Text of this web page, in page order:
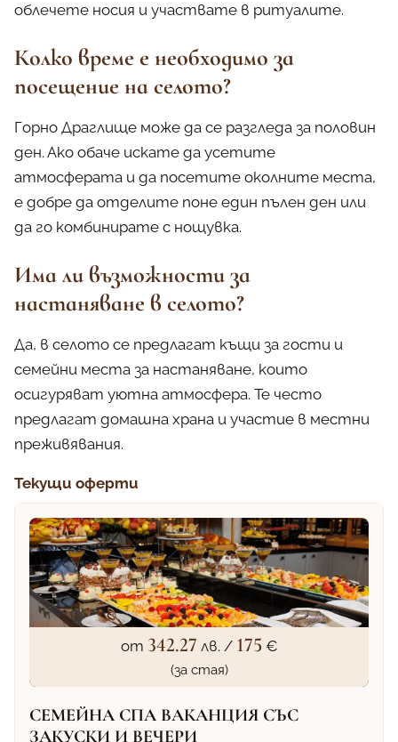
облечете носия и участвате в ритуалите.
Колко време е необходимо за
посещение на селото?
Горно Драглище може да се разгледа за половин
ден. Ако обаче искате да усетите
атмосферата и да посетите околните места,
е добре да отделите поне един пълен ден или
да го комбинирате с нощувка.
Има ли възможности за
настаняване в селото?
Да, в селото се предлагат къщи за гости и
семейни места за настаняване, които
осигуряват уютна атмосфера. Те често
предлагат домашна храна и участие в местни
преживявания.
Текущи оферти
от 342.27 лв. / 175 €
(за стая)
СЕМЕЙНА СПА ВАКАНЦИЯ СЪС
ЗАКУСКИ И ВЕЧЕРИ